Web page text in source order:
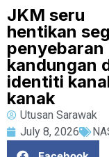
JKM seru
hentikan
penyebaran
kandungan
identiti
kanak
Utusan Sarawak
July 8, 2026